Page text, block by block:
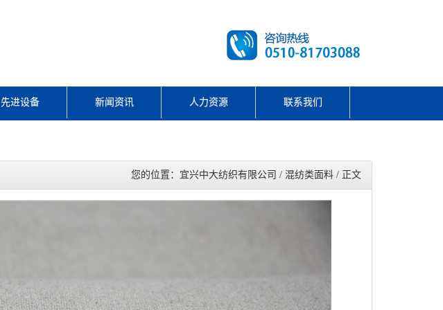
先进设备 新闻资讯 人力资源 联系我们
您的位置：宜兴中大纺织有限公司 / 混纺类面料 / 正文